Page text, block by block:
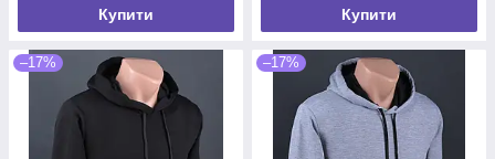
Купити Купити
–17% –17%